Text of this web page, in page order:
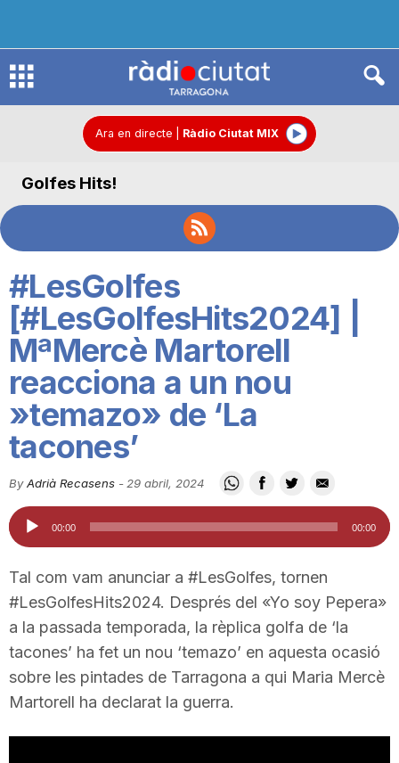
R
d
o
C
t
t
d
Ara en directe Ràdio Ciutat MIX
Golfes Hits!
#LesGolfes
[#LesGolfesHits2024] |
MªMercè Martorell
reacciona a un nou
»temazo» de ‘La
tacones’
By Adrià Recasens - 29 abril, 2024
Reproductor
d'àudio
00:00 00:00
Tal com vam anunciar a #LesGolfes, tornen
#LesGolfesHits2024. Després del «Yo soy Pepera»
a la passada temporada, la rèplica golfa de ‘la
tacones’ ha fet un nou ‘temazo’ en aquesta ocasió
sobre les pintades de Tarragona a qui Maria Mercè
Martorell ha declarat la guerra.